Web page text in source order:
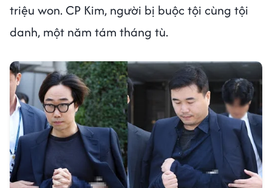
triệu won. CP Kim, người bị buộc tội cùng tội
danh, một năm tám tháng tù.